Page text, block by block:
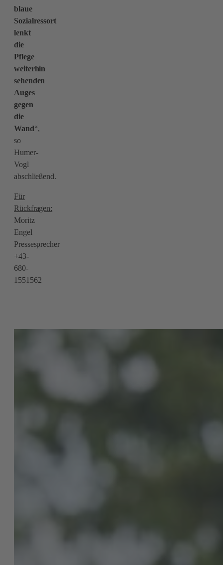
blaue
Sozialressort
lenkt
die
Pflege
weiterhin
sehenden
Auges
gegen
die
Wand“,
so
Humer-
Vogl
abschließend.
Für
Rückfragen:
Moritz
Engel
Pressesprecher
+43-
680-
1551562